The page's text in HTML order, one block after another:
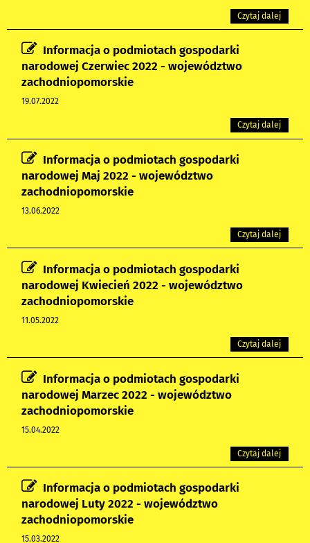
Czytaj dalej
Informacja o podmiotach gospodarki
narodowej Czerwiec 2022 - województwo
zachodniopomorskie
19.07.2022
Czytaj dalej
Informacja o podmiotach gospodarki
narodowej Maj 2022 - województwo
zachodniopomorskie
13.06.2022
Czytaj dalej
Informacja o podmiotach gospodarki
narodowej Kwiecień 2022 - województwo
zachodniopomorskie
11.05.2022
Czytaj dalej
Informacja o podmiotach gospodarki
narodowej Marzec 2022 - województwo
zachodniopomorskie
15.04.2022
Czytaj dalej
Informacja o podmiotach gospodarki
narodowej Luty 2022 - województwo
zachodniopomorskie
15.03.2022